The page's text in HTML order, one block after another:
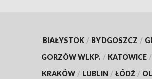
BIAŁYSTOK / BYDGOSZCZ /
GORZÓW WLKP. / KATOWICE /
KRAKÓW / LUBLIN / ŁÓDŹ /